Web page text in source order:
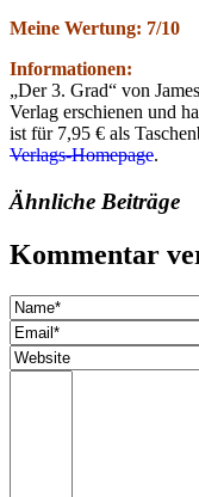
Meine Wertung: 7/10
Informationen:
„Der 3. Grad“ von
Verlag erschienen und
ist für 7,95 € als
Verlags-Homepage.
Ähnliche Beiträge
Kommentar